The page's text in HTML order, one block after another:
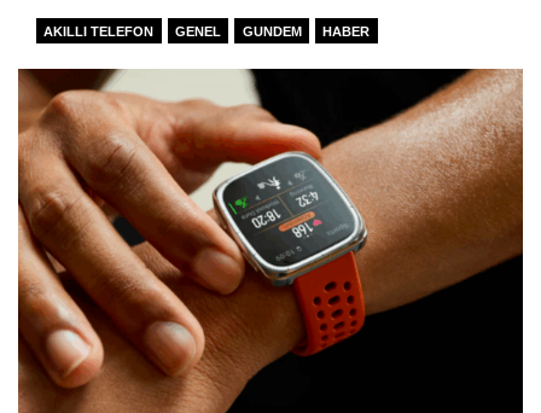
AKILLI TELEFON GENEL GUNDEM HABER